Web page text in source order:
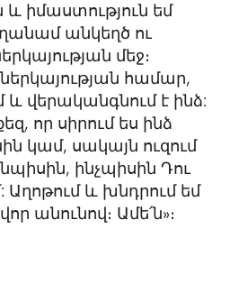
և իմաստություն եմ
անկեղծ ու
մեջ։
համար,
վերականգնում է ինձ:
որ սիրում ես ինձ
կամ, սակայն ուզում
ինչպիսին Դու
Աղոթում և խնդրում եմ
անունով։ Ամե՛ն»։